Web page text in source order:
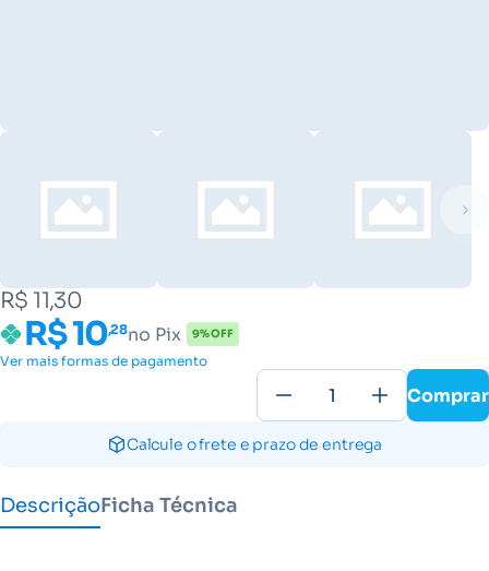
R$ 11,30
R$ 10,28no Pix 9% OFF
Ver mais formas de pagamento
Comprar
Calcule o frete e prazo de entrega
DescriçãoFicha Técnica